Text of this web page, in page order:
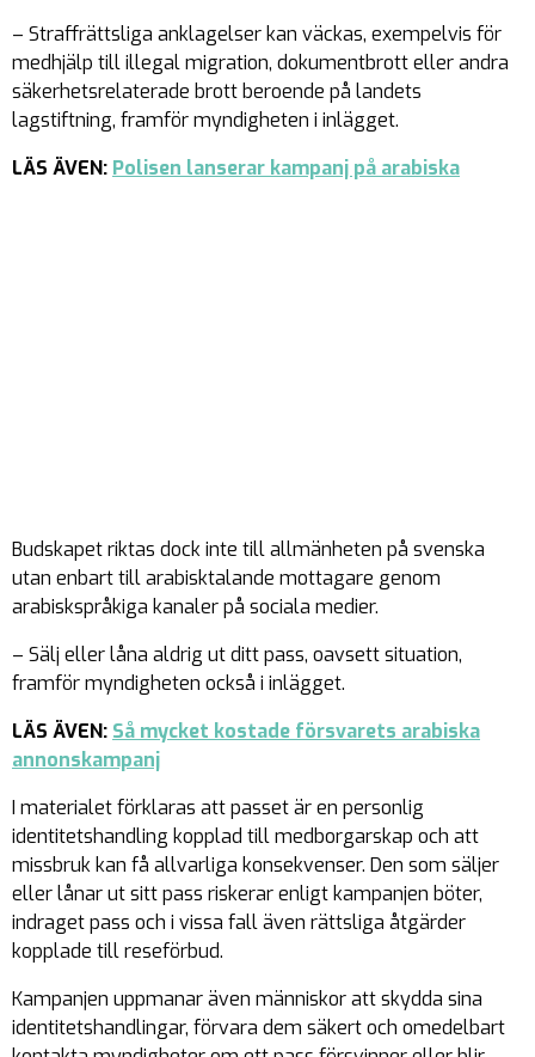
– Straffrättsliga anklagelser kan väckas, exempelvis för
medhjälp till illegal migration, dokumentbrott eller andra
säkerhetsrelaterade brott beroende på landets
lagstiftning, framför myndigheten i inlägget.
LÄS ÄVEN: Polisen lanserar kampanj på arabiska
Budskapet riktas dock inte till allmänheten på svenska
utan enbart till arabisktalande mottagare genom
arabiskspråkiga kanaler på sociala medier.
– Sälj eller låna aldrig ut ditt pass, oavsett situation,
framför myndigheten också i inlägget.
LÄS ÄVEN: Så mycket kostade försvarets arabiska
annonskampanj
I materialet förklaras att passet är en personlig
identitetshandling kopplad till medborgarskap och att
missbruk kan få allvarliga konsekvenser. Den som säljer
eller lånar ut sitt pass riskerar enligt kampanjen böter,
indraget pass och i vissa fall även rättsliga åtgärder
kopplade till reseförbud.
Kampanjen uppmanar även människor att skydda sina
identitetshandlingar, förvara dem säkert och omedelbart